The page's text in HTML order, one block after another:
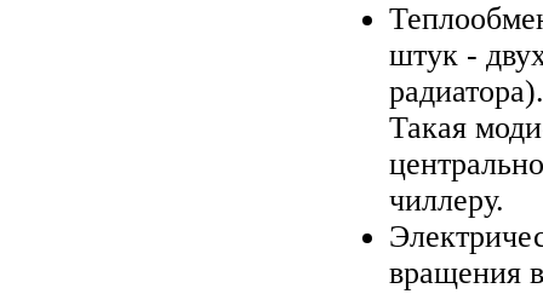
штук -
Такая
чиллеру.
вращения